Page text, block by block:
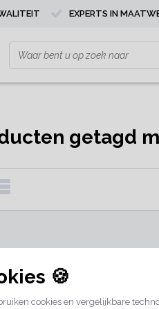
🍪
cookies en vergelijkbare
EXPERTS IN
getagd